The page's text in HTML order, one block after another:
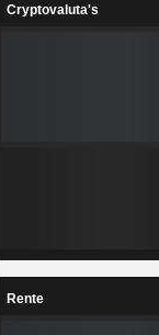
Cryptovaluta's
Rente